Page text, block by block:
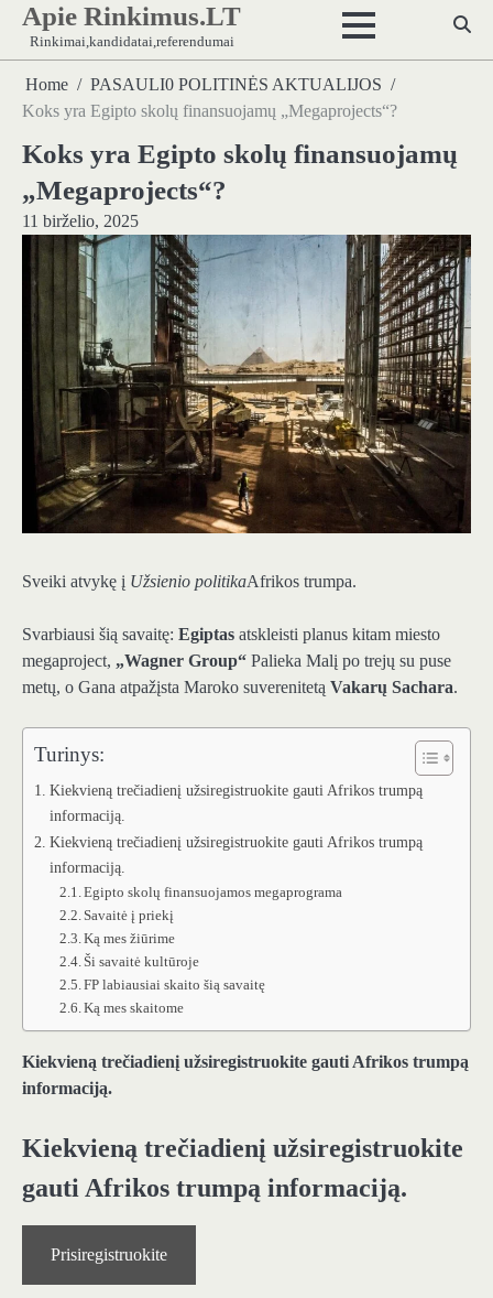
Skip
content
Apie Rinkimus.LT
Rinkimai,kandidatai,referendumai
Home
PASAULI0 POLITINĖS AKTUALIJOS
Koks yra Egipto skolų finansuojamų „Megaprojects“?
Koks yra Egipto skolų finansuojamų
„Megaprojects“?
11 birželio, 2025
Sveiki atvykę į Užsienio politikaAfrikos trumpa.
Svarbiausi šią savaitę: Egiptas atskleisti planus kitam miesto
megaproject, „Wagner Group“ Palieka Malį po trejų su puse
metų, o Gana atpažįsta Maroko suverenitetą Vakarų Sachara.
Turinys:
Kiekvieną trečiadienį užsiregistruokite gauti Afrikos trumpą
informaciją.
Kiekvieną trečiadienį užsiregistruokite gauti Afrikos trumpą
informaciją.
Egipto skolų finansuojamos megaprograma
Savaitė į priekį
Ką mes žiūrime
Ši savaitė kultūroje
FP labiausiai skaito šią savaitę
Ką mes skaitome
Kiekvieną trečiadienį užsiregistruokite gauti Afrikos trumpą
informaciją.
Kiekvieną trečiadienį užsiregistruokite
gauti Afrikos trumpą informaciją.
Prisiregistruokite